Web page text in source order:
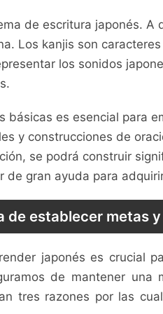
de escritura ⁢japonés.
Los kanjis son
los sonidos
es esencial para
y construcciones ‍de
se podrá construir​
gran ayuda para
de⁢ establecer metas
japonés es ‌crucial
⁣de mantener
tres⁣ razones por las